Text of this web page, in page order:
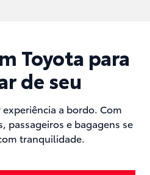
Toyota para
de seu
a bordo. Com
passageiros e bagagens se
tranquilidade.